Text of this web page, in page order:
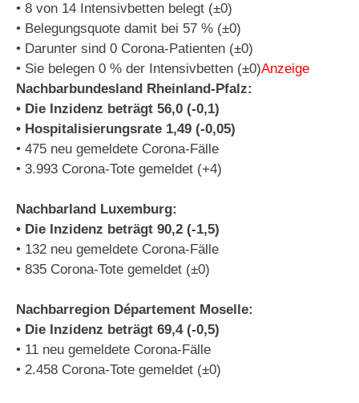
• 8 von 14 Intensivbetten belegt (±0)
• Belegungsquote damit bei 57 % (±0)
• Darunter sind 0 Corona-Patienten (±0)
• Sie belegen 0 % der Intensivbetten (±0)Anzeige
Nachbarbundesland Rheinland-Pfalz:
• Die Inzidenz beträgt 56,0 (-0,1)
• Hospitalisierungsrate 1,49 (-0,05)
• 475 neu gemeldete Corona-Fälle
• 3.993 Corona-Tote gemeldet (+4)
Nachbarland Luxemburg:
• Die Inzidenz beträgt 90,2 (-1,5)
• 132 neu gemeldete Corona-Fälle
• 835 Corona-Tote gemeldet (±0)
Nachbarregion Département Moselle:
• Die Inzidenz beträgt 69,4 (-0,5)
• 11 neu gemeldete Corona-Fälle
• 2.458 Corona-Tote gemeldet (±0)